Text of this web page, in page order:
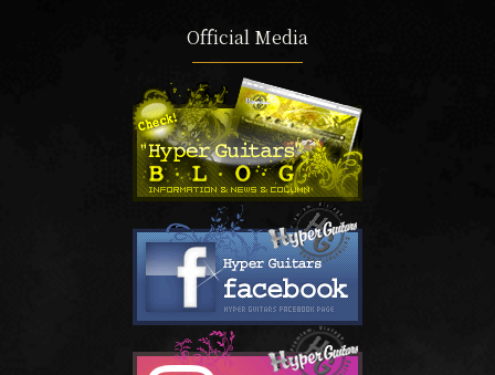
Official Media